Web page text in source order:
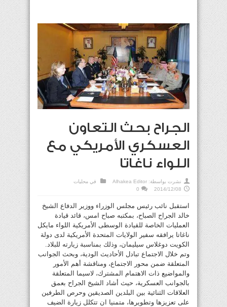
الجراح بحث التعاون
العسكري الأمريكي مع
اللواء ناغاتا
نشرت بواسطة: Alhakea Editor في محليات
2014/12/08
0
استقبل نائب رئيس مجلس الوزراء ووزير الدفاع الشيخ
خالد الجراح الصباح، بمكتبه صباح امس، قائد قيادة
العمليات الخاصة للقيادة الوسطى الأمريكية اللواء مايكل
ناغاتا يرافقه سفير الولايات المتحدة الأمريكية لدى دولة
الكويت دوغلاس سيليمان، وذلك بمناسبة زيارته للبلاد.
وتم خلال الاجتماع تبادل الأحاديث الودية، وبحث الجوانب
المتعلقة ضمن محور الاجتماع، ومناقشة أهم الأمور
والمواضيع ذات الاهتمام المشترك، لاسيما المتعلقة
بالجوانب العسكرية، حيث أشاد الشيخ الجراح بعمق
العلاقات الثنائية بين البلدين الصديقين وحرص الطرفين
على تعزيزها وتطويرها، متمنيا ان تتكلل زيارة الضيف